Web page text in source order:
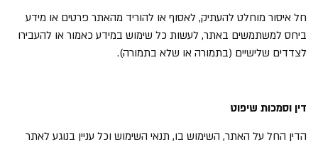
חל איסור מוחלט להעתיק, לאסוף או להוריד מהאתר פרטים או מידע
ביחס למשתמשים באתר, לעשות כל שימוש במידע כאמור או להעבירו
לצדדים שלישיים (בתמורה או שלא בתמורה).
דין וסמכות שיפוט
הדין החל על האתר, השימוש בו, תנאי השימוש וכל עניין בנוגע לאתר